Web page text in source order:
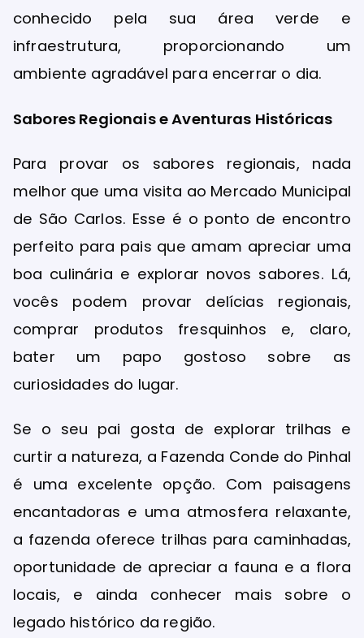
conhecido pela sua área verde e
infraestrutura, proporcionando um
ambiente agradável para encerrar o dia.
Sabores Regionais e Aventuras Históricas
Para provar os sabores regionais, nada
melhor que uma visita ao Mercado Municipal
de São Carlos. Esse é o ponto de encontro
perfeito para pais que amam apreciar uma
boa culinária e explorar novos sabores. Lá,
vocês podem provar delícias regionais,
comprar produtos fresquinhos e, claro,
bater um papo gostoso sobre as
curiosidades do lugar.
Se o seu pai gosta de explorar trilhas e
curtir a natureza, a Fazenda Conde do Pinhal
é uma excelente opção. Com paisagens
encantadoras e uma atmosfera relaxante,
a fazenda oferece trilhas para caminhadas,
oportunidade de apreciar a fauna e a flora
locais, e ainda conhecer mais sobre o
legado histórico da região.